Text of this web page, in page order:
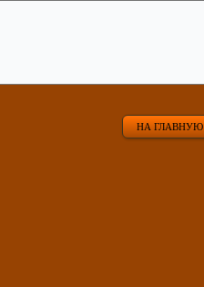
НА ГЛАВНУЮ